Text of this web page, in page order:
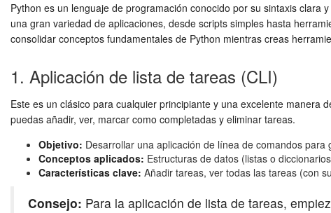
Python es un lenguaje de programación conocido por su sintaxis
una gran variedad de aplicaciones, desde scripts simples hasta
consolidar conceptos fundamentales de Python mientras creas
1. Aplicación de lista de tareas (CLI)
Este es un clásico para cualquier principiante y una excelente
puedas añadir, ver, marcar como completadas y eliminar tareas.
Objetivo: Desarrollar una aplicación de línea de comandos para
Conceptos aplicados: Estructuras de datos (listas o
Características clave: Añadir tareas, ver todas las tareas (con
Consejo: Para la aplicación de lista de tareas,